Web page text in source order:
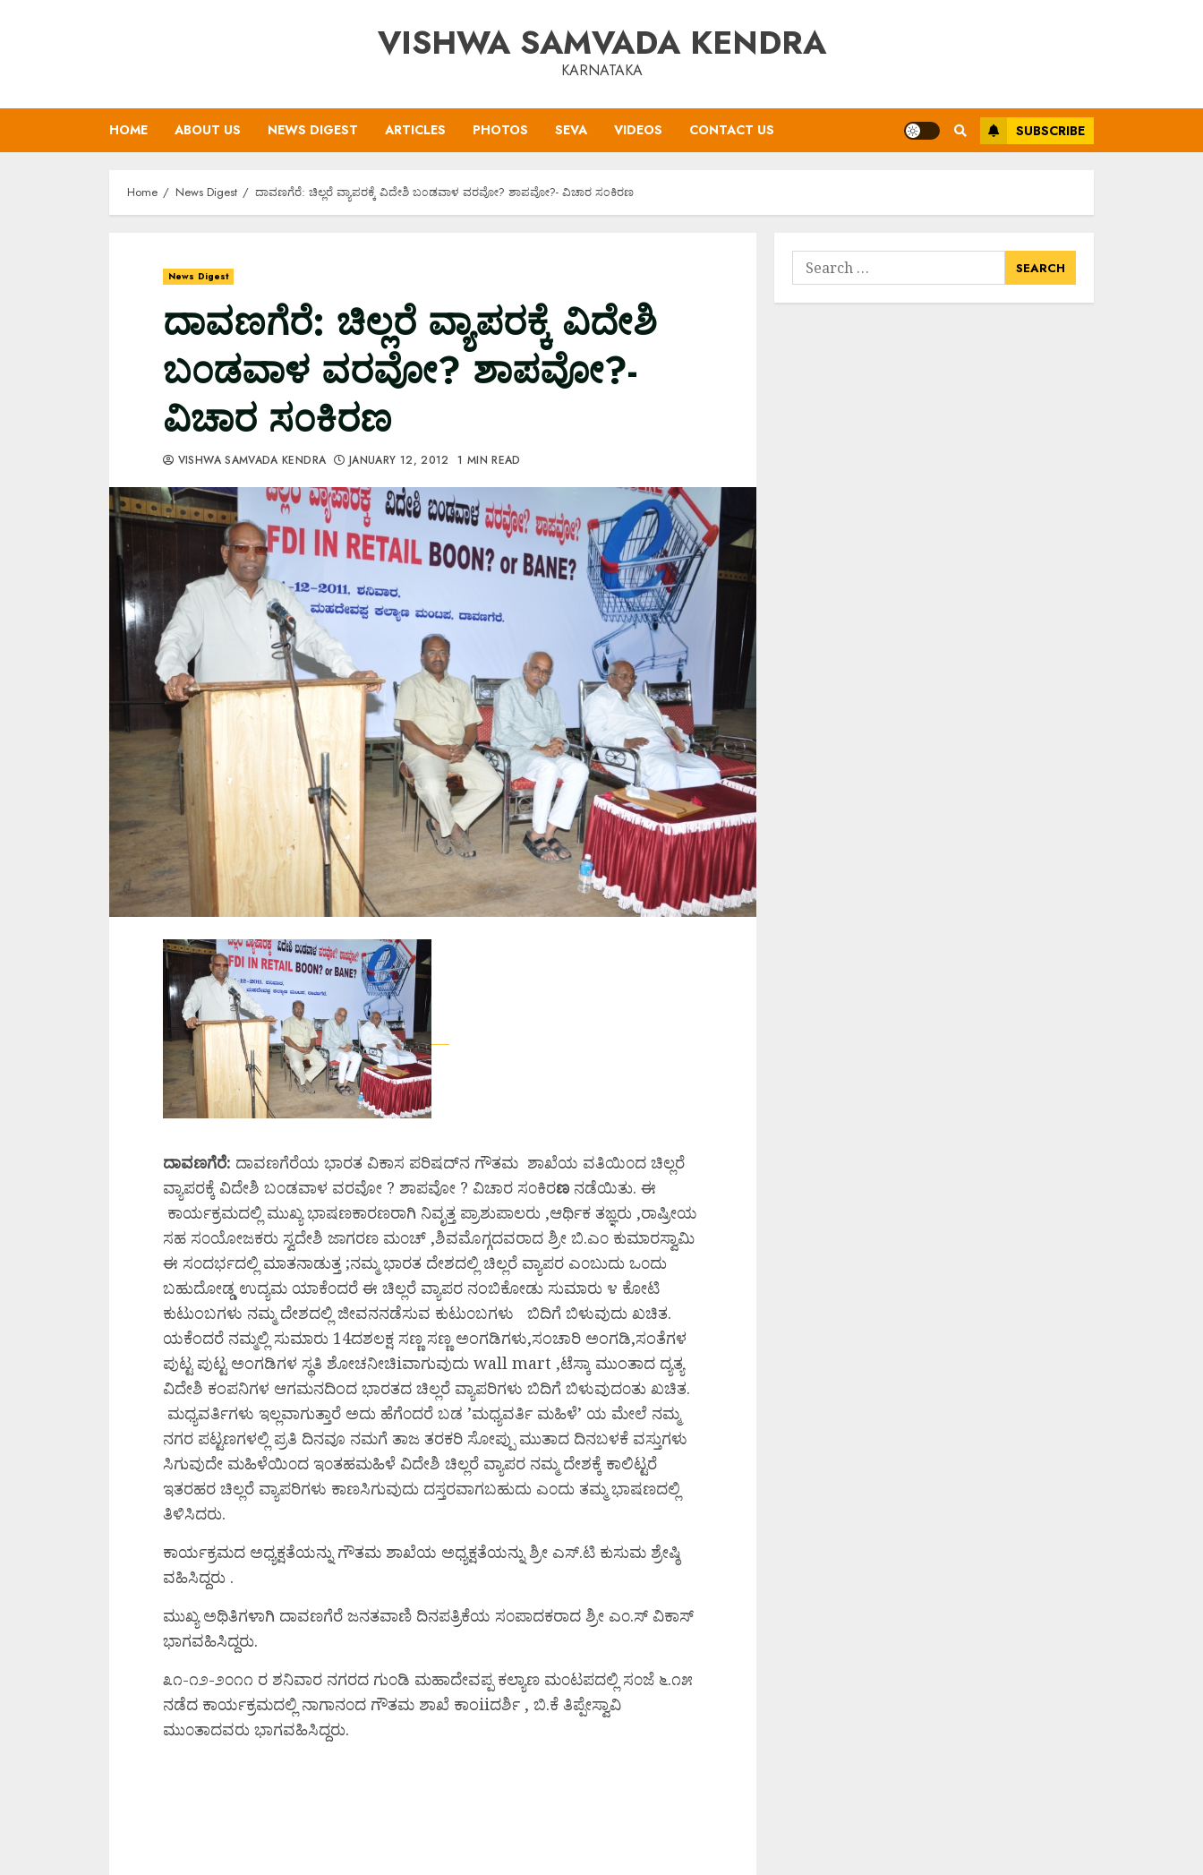
VISHWA SAMVADA KENDRA
KARNATAKA
HOME ABOUT US NEWS DIGEST ARTICLES PHOTOS SEVA VIDEOS CONTACT US SUBSCRIBE
Home News Digest ದಾವಣಗೆರೆ: ಚಿಲ್ಲರೆ ವ್ಯಾಪರಕ್ಕೆ ವಿದೇಶಿ ಬ೦ಡವಾಳ ವರವೋ? ಶಾಪವೋ?- ವಿಚಾರ ಸ೦ಕಿರಣ
News Digest
ದಾವಣಗೆರೆ: ಚಿಲ್ಲರೆ ವ್ಯಾಪರಕ್ಕೆ ವಿದೇಶಿ
ಬ೦ಡವಾಳ ವರವೋ? ಶಾಪವೋ?-
ವಿಚಾರ ಸ೦ಕಿರಣ
VISHWA SAMVADA KENDRA JANUARY 12, 2012 1 MIN READ
ದಾವಣಗೆರೆ: ದಾವಣಗೆರೆಯ ಭಾರತ ವಿಕಾಸ ಪರಿಷದ್‌ನ ಗೌತಮ ಶಾಖೆಯ ವತಿಯಿ೦ದ ಚಿಲ್ಲರೆ
ವ್ಯಾಪರಕ್ಕೆ ವಿದೇಶಿ ಬ೦ಡವಾಳ ವರವೋ ? ಶಾಪವೋ ? ವಿಚಾರ ಸ೦ಕಿರಣ ನಡೆಯಿತು. ಈ
ಕಾರ್ಯಕ್ರಮದಲ್ಲಿ ಮುಖ್ಯ ಭಾಷಣಕಾರಣರಾಗಿ ನಿವೃತ್ತ ಪ್ರಾಶುಪಾಲರು ,ಆರ್ಥಿಕ ತಙ್ಞರು ,ರಾಷ್ರೀಯ
ಸಹ ಸ೦ಯೋಜಕರು ಸ್ವದೇಶಿ ಜಾಗರಣ ಮ೦ಚ್ ,ಶಿವಮೊಗ್ಗದವರಾದ ಶ್ರೀ ಬಿ.ಎ೦ ಕುಮಾರಸ್ವಾಮಿ
ಈ ಸ೦ದರ್ಭದಲ್ಲಿ ಮಾತನಾಡುತ್ತ ;ನಮ್ಮ ಭಾರತ ದೇಶದಲ್ಲಿ ಚಿಲ್ಲರೆ ವ್ಯಾಪರ ಎ೦ಬುದು ಒ೦ದು
ಬಹುದೋಡ್ಡ ಉದ್ಯಮ ಯಾಕೆ೦ದರೆ ಈ ಚಿಲ್ಲರೆ ವ್ಯಾಪರ ನಂಬಿಕೋಡು ಸುಮಾರು ೪ ಕೋಟಿ
ಕುಟುಂಬಗಳು ನಮ್ಮ ದೇಶದಲ್ಲಿ ಜೀವನನಡೆಸುವ ಕುಟು೦ಬಗಳು ಬಿದಿಗೆ ಬಿಳುವುದು ಖಚಿತ.
ಯಕೆಂದರೆ ನಮ್ಮಲ್ಲಿ ಸುಮಾರು 14ದಶಲಕ್ಷ ಸಣ್ಣ ಸಣ್ಣ ಅಂಗಡಿಗಳು,ಸಂಚಾರಿ ಅಂಗಡಿ,ಸಂತೆಗಳ
ಪುಟ್ಟ ಪುಟ್ಟ ಅಂಗಡಿಗಳ ಸ್ಥತಿ ಶೋಚನೀಚಿiವಾಗುವುದು wall mart ,ಟೆಸ್ಕಾ ಮುಂತಾದ ದ್ಯತ್ಯ
ವಿದೇಶಿ ಕಂಪನಿಗಳ ಆಗಮನದಿಂದ ಭಾರತದ ಚಿಲ್ಲರೆ ವ್ಯಾಪರಿಗಳು ಬಿದಿಗೆ ಬಿಳುವುದ೦ತು ಖಚಿತ.
ಮಧ್ಯವರ್ತಿಗಳು ಇಲ್ಲವಾಗುತ್ತಾರೆ ಅದು ಹೆಗೆ೦ದರೆ ಬಡ ’ಮಧ್ಯವರ್ತಿ ಮಹಿಳೆ’ ಯ ಮೇಲೆ ನಮ್ಮ
ನಗರ ಪಟ್ಟಣಗಳಲ್ಲಿ ಪ್ರತಿ ದಿನವೂ ನಮಗೆ ತಾಜ ತರಕರಿ ಸೋಪ್ಪು ಮುತಾದ ದಿನಬಳಕೆ ವಸ್ತುಗಳು
ಸಿಗುವುದೇ ಮಹಿಳೆಯಿ೦ದ ಇ೦ತಹಮಹಿಳೆ ವಿದೇಶಿ ಚಿಲ್ಲರೆ ವ್ಯಾಪರ ನಮ್ಮ ದೇಶಕ್ಕೆ ಕಾಲಿಟ್ಟರೆ
ಇತರಹರ ಚಿಲ್ಲರೆ ವ್ಯಾಪರಿಗಳು ಕಾಣಸಿಗುವುದು ದಸ್ತರವಾಗಬಹುದು ಎ೦ದು ತಮ್ಮ ಭಾಷಣದಲ್ಲಿ
ತಿಳಿಸಿದರು.
ಕಾರ್ಯಕ್ರಮದ ಅಧ್ಯಕ್ಷತೆಯನ್ನು ಗೌತಮ ಶಾಖೆಯ ಅಧ್ಯಕ್ಷತೆಯನ್ನು ಶ್ರೀ ಎಸ್.ಟಿ ಕುಸುಮ ಶ್ರೇಷ್ಠಿ
ವಹಿಸಿದ್ದರು .
ಮುಖ್ಯ ಅಥಿತಿಗಳಾಗಿ ದಾವಣಗೆರೆ ಜನತವಾಣಿ ದಿನಪತ್ರಿಕೆಯ ಸ೦ಪಾದಕರಾದ ಶ್ರೀ ಎ೦.ಸ್ ವಿಕಾಸ್
ಭಾಗವಹಿಸಿದ್ದರು.
೩೧-೧೨-೨೦೧೧ ರ ಶನಿವಾರ ನಗರದ ಗು೦ಡಿ ಮಹಾದೇವಪ್ಪ ಕಲ್ಯಾಣ ಮ೦ಟಪದಲ್ಲಿ ಸ೦ಜೆ ೬.೧೫
ನಡೆದ ಕಾರ್ಯಕ್ರಮದಲ್ಲಿ ನಾಗಾನ೦ದ ಗೌತಮ ಶಾಖೆ ಕಾಂiiದರ್ಶಿ , ಬಿ.ಕೆ ತಿಪ್ಪೇಸ್ವಾವಿ
ಮು೦ತಾದವರು ಭಾಗವಹಿಸಿದ್ದರು.
Search
for: